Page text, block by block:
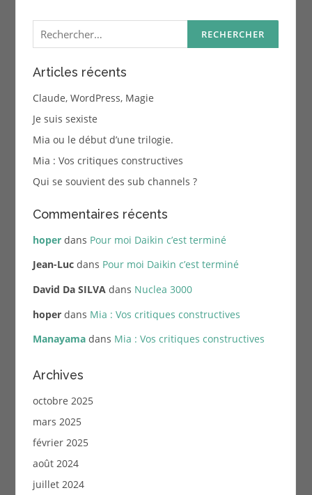
Rechercher :
Articles récents
Claude, WordPress, Magie
Je suis sexiste
Mia ou le début d’une trilogie.
Mia : Vos critiques constructives
Qui se souvient des sub channels ?
Commentaires récents
hoperdans Pour moi Daikin c’est terminé
Jean-Lucdans Pour moi Daikin c’est terminé
David Da SILVAdans Nuclea 3000
hoperdans Mia : Vos critiques constructives
Manayamadans Mia : Vos critiques constructives
Archives
octobre 2025
mars 2025
février 2025
août 2024
juillet 2024